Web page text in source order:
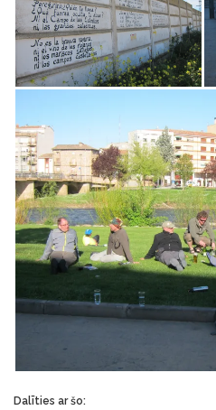
Dalīties ar šo: